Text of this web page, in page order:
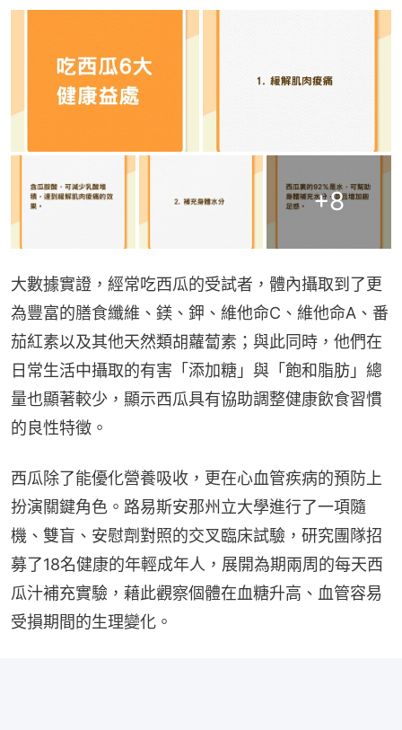
+8
大數據實證，經常吃西瓜的受試者，體內攝取到了更
為豐富的膳食纖維、鎂、鉀、維他命C、維他命A、番
茄紅素以及其他天然類胡蘿蔔素；與此同時，他們在
日常生活中攝取的有害「添加糖」與「飽和脂肪」總
量也顯著較少，顯示西瓜具有協助調整健康飲食習慣
的良性特徵。
西瓜除了能優化營養吸收，更在心血管疾病的預防上
扮演關鍵角色。路易斯安那州立大學進行了一項隨
機、雙盲、安慰劑對照的交叉臨床試驗，研究團隊招
募了18名健康的年輕成年人，展開為期兩周的每天西
瓜汁補充實驗，藉此觀察個體在血糖升高、血管容易
受損期間的生理變化。